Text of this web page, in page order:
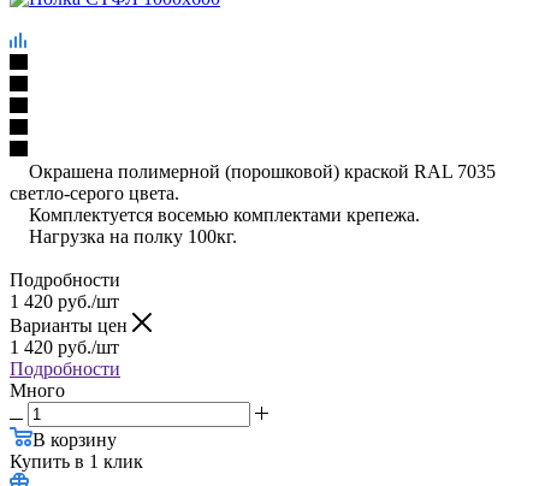
Окрашена полимерной (порошковой) краской RAL 7035
светло-серого цвета.
Комплектуется восемью комплектами крепежа.
Нагрузка на полку 100кг.
Подробности
1 420 руб./шт
Варианты цен
1 420 руб./шт
Подробности
Много
В корзину
Купить в 1 клик